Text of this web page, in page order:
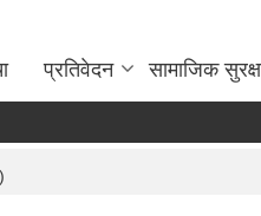
प्रतिवेदन सामाजिक